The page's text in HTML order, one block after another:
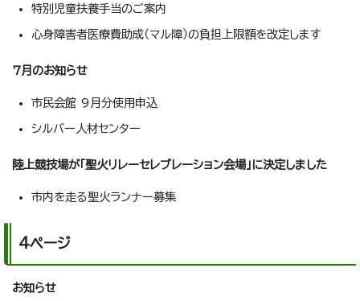
特別児童扶養手当のご案内
心身障害者医療費助成（マル障）の負担上限額を改定します
7月のお知らせ
市民会館 9月分使用申込
シルバー人材センター
陸上競技場が「聖火リレーセレブレーション会場」に決定しました
市内を走る聖火ランナー募集
4ページ
お知らせ